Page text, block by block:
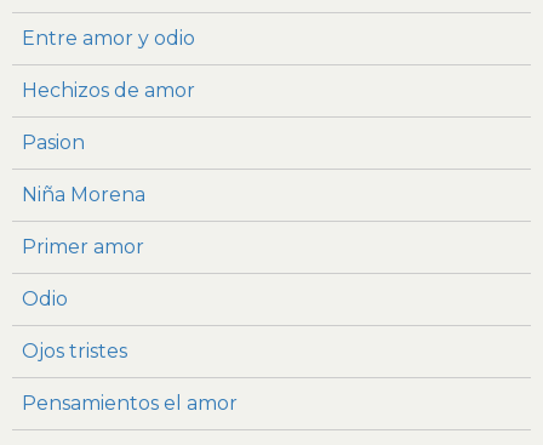
Entre amor y odio
Hechizos de amor
Pasion
Niña Morena
Primer amor
Odio
Ojos tristes
Pensamientos el amor